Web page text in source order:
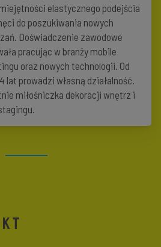
elastycznego podejścia
do poszukiwania nowych
Doświadczenie zawodowe
pracując w branży mobile
oraz nowych technologii. Od
lat prowadzi własną działalność.
miłośniczka dekoracji wnętrz i